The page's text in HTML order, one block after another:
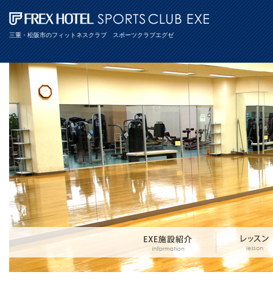
三重・松阪市のフィットネスクラブ スポーツクラブエグゼ